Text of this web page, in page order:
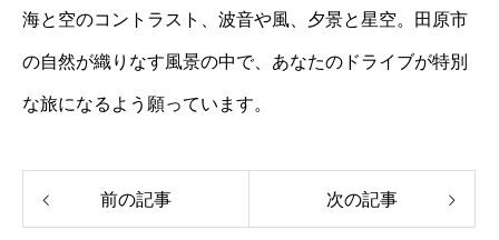
海と空のコントラスト、波音や風、夕景と星空。田原市
の自然が織りなす風景の中で、あなたのドライブが特別
な旅になるよう願っています。
前の記事 次の記事